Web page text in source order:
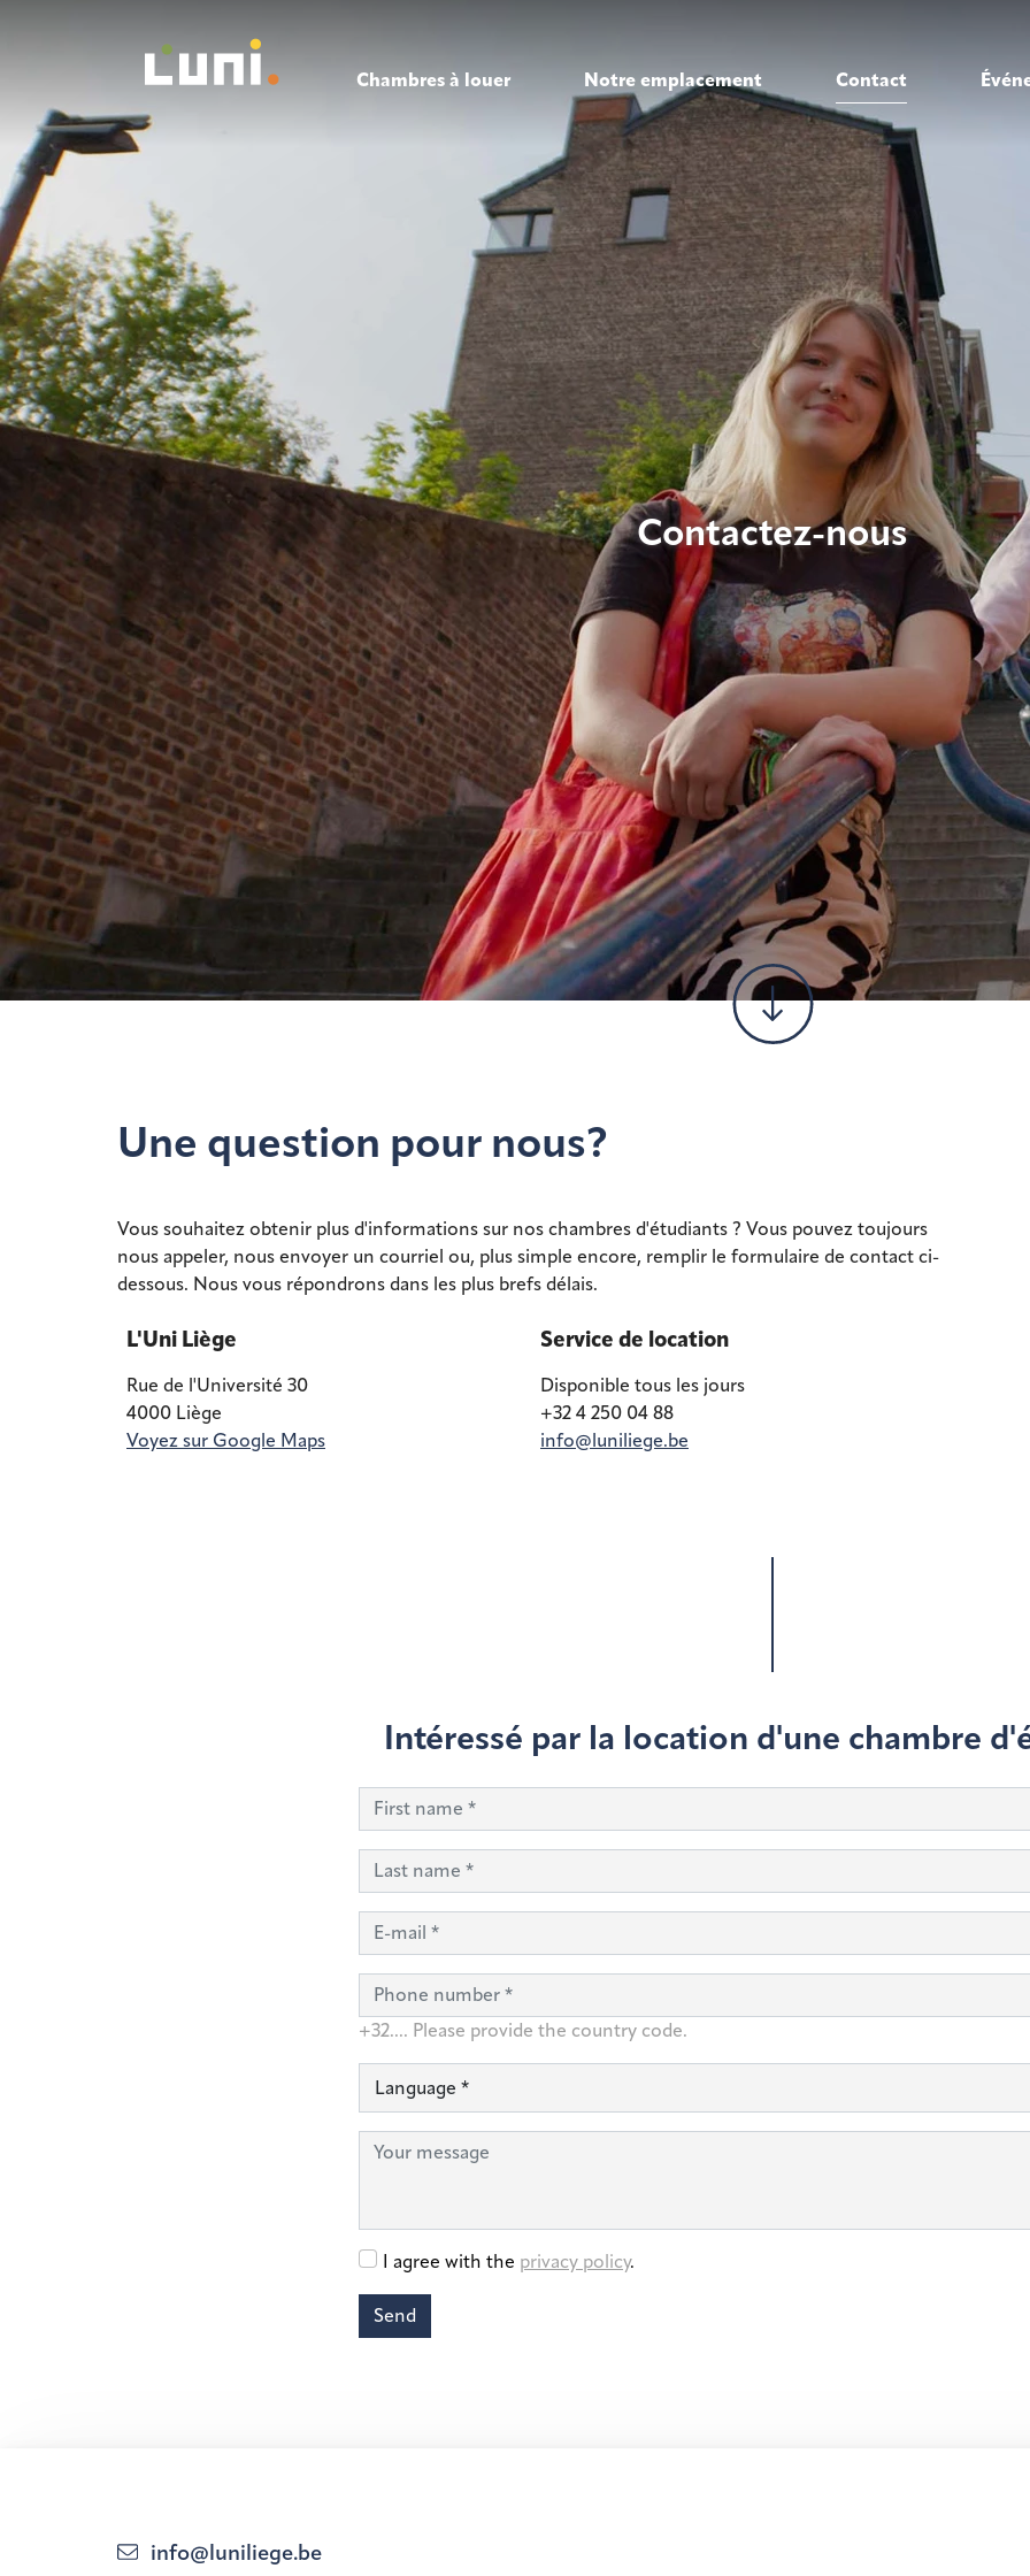
Chambres à louer Notre emplacement Contact
Contactez-nous
Une question pour nous?
Vous souhaitez obtenir plus d'informations sur nos chambres d'étudiants ? Vous pouvez toujours
nous appeler, nous envoyer un courriel ou, plus simple encore, remplir le formulaire de contact ci-
dessous. Nous vous répondrons dans les plus brefs délais.
L'Uni Liège
Rue de l'Université 30
4000 Liège
Voyez sur Google Maps
Service de location
Disponible tous les jours
+32 4 250 04 88
info@luniliege.be
Intéressé par la location d'une chambre
info@luniliege.be